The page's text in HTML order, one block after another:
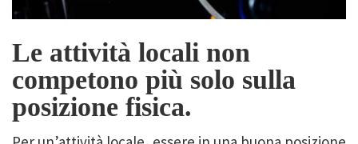
Le attività locali non
competono più solo sulla
posizione fisica.